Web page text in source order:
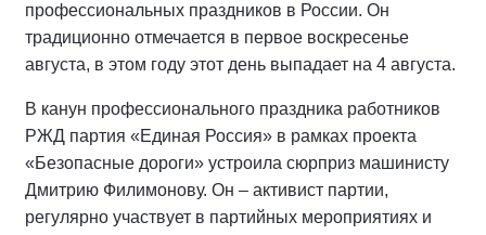
профессиональных праздников в России. Он
традиционно отмечается в первое воскресенье
августа, в этом году этот день выпадает на 4 августа.
В канун профессионального праздника работников
РЖД партия «Единая Россия» в рамках проекта
«Безопасные дороги» устроила сюрприз машинисту
Дмитрию Филимонову. Он – активист партии,
регулярно участвует в партийных мероприятиях и